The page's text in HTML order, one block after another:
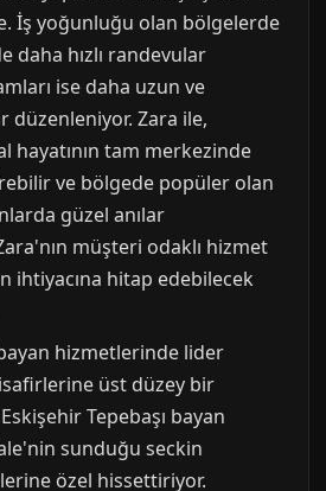
İş yoğunluğu olan bölgelerde
daha hızlı randevular
ise daha uzun ve
düzenleniyor. Zara ile,
hayatının tam merkezinde
ve bölgede popüler olan
güzel anılar
müşteri odaklı hizmet
ihtiyacına hitap edebilecek
bayan hizmetlerinde lider
üst düzey bir
Tepebaşı bayan
sunduğu seckin
özel hissettiriyor.